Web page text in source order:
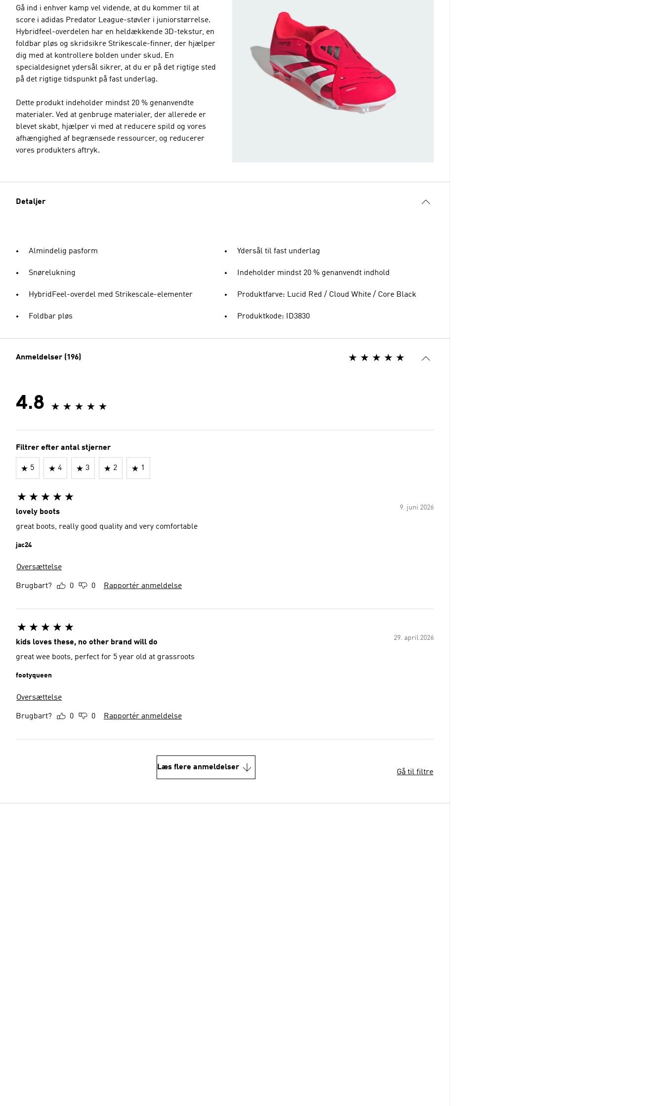
Gå ind i enhver kamp vel vidende, at du kommer til at
score i adidas Predator League-støvler i juniorstørrelse.
Hybridfeel-overdelen har en heldækkende 3D-tekstur, en
foldbar pløs og skridsikre Strikescale-finner, der hjælper
dig med at kontrollere bolden under skud. En
specialdesignet ydersål sikrer, at du er på det rigtige sted
på det rigtige tidspunkt på fast underlag.
Dette produkt indeholder mindst 20 % genanvendte
materialer. Ved at genbruge materialer, der allerede er
blevet skabt, hjælper vi med at reducere spild og vores
afhængighed af begrænsede ressourcer, og reducerer
vores produkters aftryk.
Detaljer
Almindelig pasform
Snørelukning
HybridFeel-overdel med Strikescale-elementer
Foldbar pløs
Ydersål til fast underlag
Indeholder mindst 20 % genanvendt indhold
Produktfarve: Lucid Red / Cloud White / Core Black
Produktkode: ID3830
Anmeldelser (196)
4.8
Filtrer efter antal stjerner
5 4 3 2 1
9. juni 2026
lovely boots
great boots, really good quality and very comfortable
jac24
Oversættelse
Brugbart? 0 0 Rapportér anmeldelse
29. april 2026
kids loves these, no other brand will do
great wee boots, perfect for 5 year old at grassroots
footyqueen
Oversættelse
Brugbart? 0 0 Rapportér anmeldelse
Læs flere anmeldelser
Gå til filtre